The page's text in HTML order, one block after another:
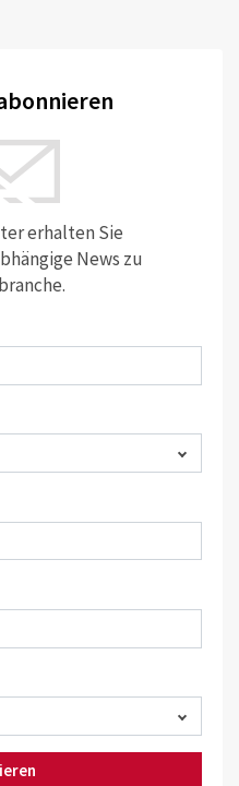
erhalten Sie
News zu